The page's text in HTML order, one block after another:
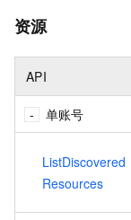
资源
API
单账号
ListDiscovered
Resources